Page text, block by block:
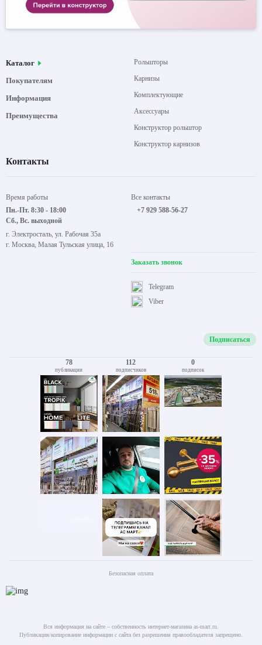
Каталог
Покупателям
Информация
Преимущества
Рольшторы
Карнизы
Комплектующие
Аксессуары
Конструктор рольштор
Конструктор карнизов
Контакты
Время работы
Пн.-Пт. 8:30 - 18:00
Сб., Вс. выходной
г. Электросталь, ул. Рабочая 35а
г. Москва, Малая Тульская улица, 16
Все контакты
+7 929 588-56-27
Заказать звонок
Viber
Telegram
Подписаться
78
публикации
112
подписчиков
0
подписок
Вся информация на сайте – собственность интернет-магазина as-mart.ru.
Публикация/копирование информации с сайта без разрешения правообладателя запрещено.
Безопасная оплата